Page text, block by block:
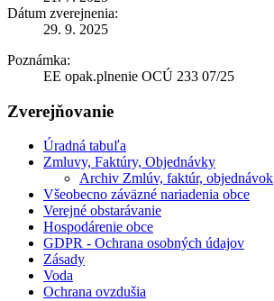
Dátum zverejnenia:
29. 9. 2025
Poznámka:
EE opak.plnenie OCÚ 233 07/25
Zverejňovanie
Úradná tabuľa
Zmluvy, Faktúry, Objednávky
Archiv Zmlúv, faktúr, objednávok
Všeobecno záväzné nariadenia obce
Verejné obstarávanie
Hospodárenie obce
GDPR - Ochrana osobných údajov
Zásady
Voda
Ochrana ovzdušia